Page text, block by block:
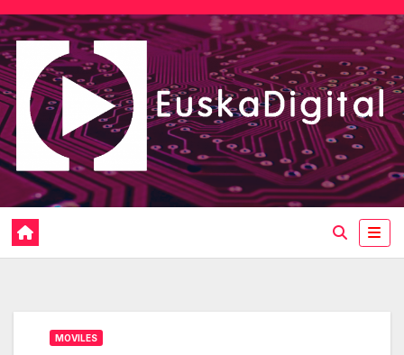
Saltar
al
contenido
MOVILES